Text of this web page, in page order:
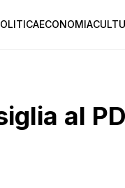
ECONOMIA
al